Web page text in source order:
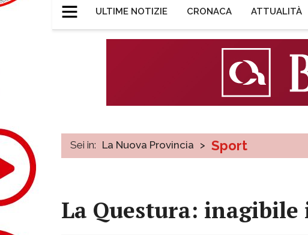
ULTIME NOTIZIE CRONACA ATTUALITÀ
Sei in: La Nuova Provincia > Sport
La Questura: inagibile